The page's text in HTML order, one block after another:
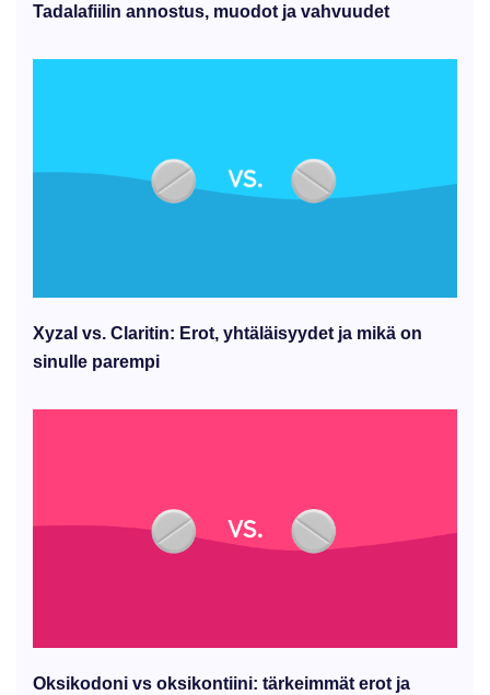
Tadalafiilin annostus, muodot ja vahvuudet
Xyzal vs. Claritin: Erot, yhtäläisyydet ja mikä on
sinulle parempi
Oksikodoni vs oksikontiini: tärkeimmät erot ja